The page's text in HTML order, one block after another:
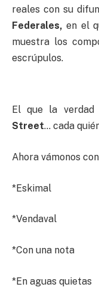
reales con su
Federales, en el
muestra los
escrúpulos.
El que la
Street… cada
Ahora vámonos
*Eskimal
*Vendaval
*Con una nota
*En aguas quietas